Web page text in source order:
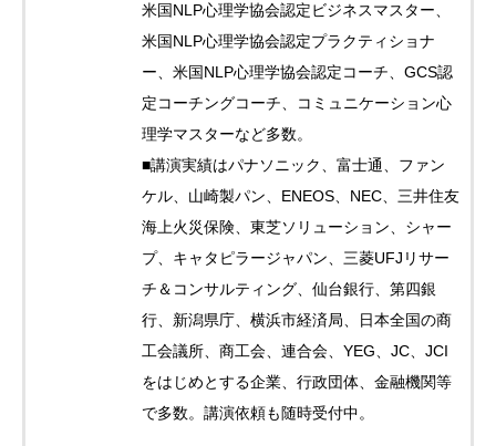
米国NLP心理学協会認定ビジネスマスター、
米国NLP心理学協会認定プラクティショナ
ー、米国NLP心理学協会認定コーチ、GCS認
定コーチングコーチ、コミュニケーション心
理学マスターなど多数。
■講演実績はパナソニック、富士通、ファン
ケル、山崎製パン、ENEOS、NEC、三井住友
海上火災保険、東芝ソリューション、シャー
プ、キャタピラージャパン、三菱UFJリサー
チ＆コンサルティング、仙台銀行、第四銀
行、新潟県庁、横浜市経済局、日本全国の商
工会議所、商工会、連合会、YEG、JC、JCI
をはじめとする企業、行政団体、金融機関等
で多数。講演依頼も随時受付中。